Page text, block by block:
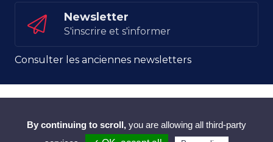
Newsletter
S'inscrire et s'informer
Consulter les anciennes newsletters
Mentions légales
By continuing to scroll, you are allowing all third-party